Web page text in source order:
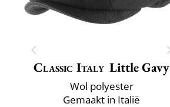
Classic Italy Little Gavy
Wol polyester
Gemaakt in Italië